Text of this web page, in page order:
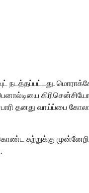
நடத்தப்பட்டது.
தனது வாய்ப்பை
சுற்றுக்கு